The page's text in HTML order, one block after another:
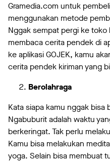
Gramedia.com untuk
menggunakan metode
Nggak sempat pergi ke
membaca cerita pendek di
ke aplikasi GOJEK, kamu
cerita pendek kiriman yang
Berolahraga
Kata siapa kamu nggak bisa
Ngabuburit adalah waktu
berkeringat. Tak perlu
Kamu bisa melakukan
yoga. Selain bisa membuat